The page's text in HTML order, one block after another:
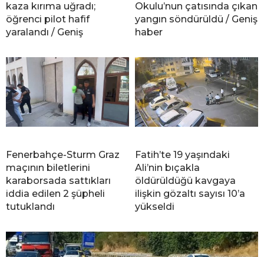
kaza kırıma uğradı;
öğrenci pilot hafif
yaralandı / Geniş
Okulu’nun çatısında çıkan
yangın söndürüldü / Geniş
haber
Fenerbahçe-Sturm Graz
maçının biletlerini
karaborsada sattıkları
iddia edilen 2 şüpheli
tutuklandı
Fatih’te 19 yaşındaki
Ali’nin bıçakla
öldürüldüğü kavgaya
ilişkin gözaltı sayısı 10’a
yükseldi